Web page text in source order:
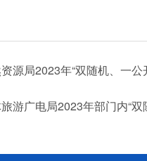
源局2023年“双随机、一
游广电局2023年部门内“